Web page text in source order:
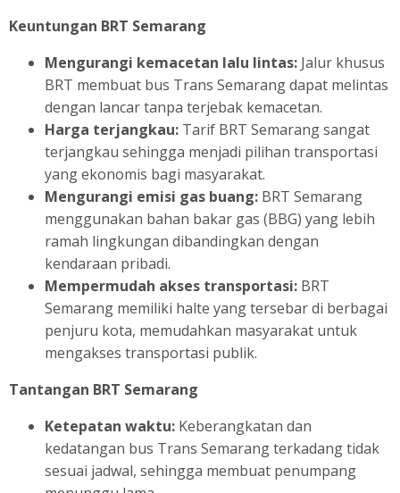
Keuntungan BRT Semarang
Mengurangi kemacetan lalu lintas: Jalur khusus
BRT membuat bus Trans Semarang dapat melintas
dengan lancar tanpa terjebak kemacetan.
Harga terjangkau: Tarif BRT Semarang sangat
terjangkau sehingga menjadi pilihan transportasi
yang ekonomis bagi masyarakat.
Mengurangi emisi gas buang: BRT Semarang
menggunakan bahan bakar gas (BBG) yang lebih
ramah lingkungan dibandingkan dengan
kendaraan pribadi.
Mempermudah akses transportasi: BRT
Semarang memiliki halte yang tersebar di berbagai
penjuru kota, memudahkan masyarakat untuk
mengakses transportasi publik.
Tantangan BRT Semarang
Ketepatan waktu: Keberangkatan dan
kedatangan bus Trans Semarang terkadang tidak
sesuai jadwal, sehingga membuat penumpang